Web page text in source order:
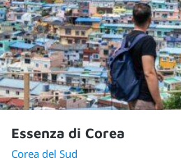
Essenza di Corea
Corea del Sud